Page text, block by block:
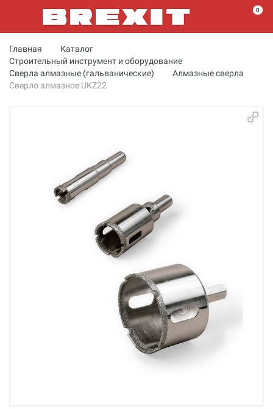
0
Главная
Каталог
Строительный инструмент и оборудование
Сверла алмазные (гальванические)
Алмазные сверла
Сверло алмазное UKZ22